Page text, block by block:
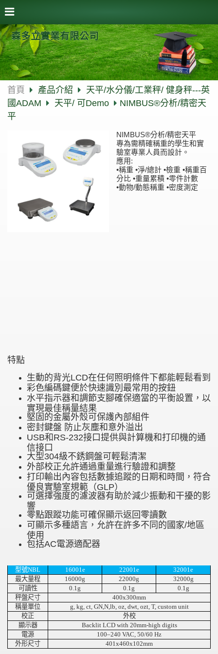
森多立實業有限公司
首頁 產品介紹
天平/水分儀/工業秤/ 健身秤---英
國ADAM
天平/ 可Demo
NIMBUS®分析/精密天
平
NIMBUS®分析/精密天平
專為需精確稱重的學生和實
驗室專業人員而設計。
應用:
•稱重 •淨/總計 •檢重 •稱重百
分比 •重量累積 •零件計數
•動物/動態稱重 •密度測定
特點
生動的背光LCD在任何照明條件下都能輕鬆看到
彩色編碼鍵便於快速識別最常用的按鈕
水平指示器和調節支腳確保適當的平衡設置，以
實現最佳稱量結果
堅固的金屬外殼可保護內部組件
密封鍵盤 防止灰塵和意外溢出
USB和RS-232接口提供與計算機和打印機的通
信接口
大型304級不銹鋼盤可輕鬆清潔
外部校正允許通過重量進行驗證和調整
打印輸出內容包括數據追蹤的日期和時間，符合
優良實驗室規範（GLP）
可選擇強度的濾波器有助於減少振動和干擾的影
響
零點跟蹤功能可確保顯示返回零讀數
可顯示多種語言，允許在許多不同的國家/地區
使用
包括AC電源適配器
型號NBL 16001e 22001e
32001e
最大量程
16000g 22000g
32000g
可讀性
0.1g 0.1g
0.1g
秤盤尺寸
400x300mm
稱量單位
g, kg, ct, GN,N,lb, oz, dwt, ozt, T, custom unit
校正
外校
顯示器
Backlit LCD with 20mm-high digits
電源
100–240 VAC, 50/60 Hz
外形尺寸
401x460x102mm